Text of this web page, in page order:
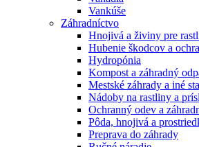
Vankúše
Záhradníctvo
Hnojivá a živiny pre
Hubenie škodcov a
Hydropónia
Kompost a záhradný
Mestské záhrady a iné
Nádoby na rastliny a
Ochranný odev a
Pôda, hnojivá a
Preprava do záhrady